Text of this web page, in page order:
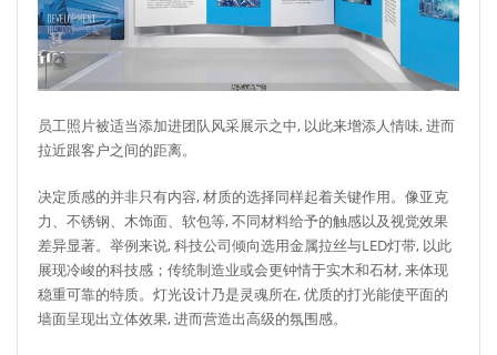
员工照片被适当添加进团队风采展示之中, 以此来增添人情味, 进而
拉近跟客户之间的距离。
决定质感的并非只有内容, 材质的选择同样起着关键作用。像亚克
力、不锈钢、木饰面、软包等, 不同材料给予的触感以及视觉效果
差异显著。举例来说, 科技公司倾向选用金属拉丝与LED灯带, 以此
展现冷峻的科技感；传统制造业或会更钟情于实木和石材, 来体现
稳重可靠的特质。灯光设计乃是灵魂所在, 优质的打光能使平面的
墙面呈现出立体效果, 进而营造出高级的氛围感。